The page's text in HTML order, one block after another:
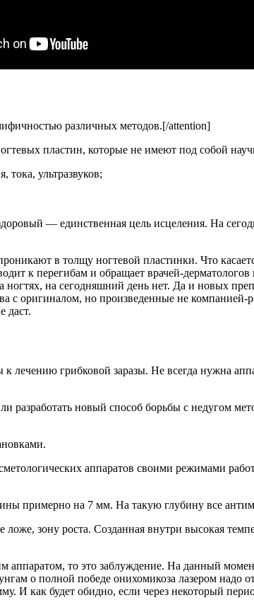
различных методов.[/attention]
пластин, которые не имеют под собой
ультразвуков;
— единственная цель исцеления. На
в толщу ногтевой пластинки. Что
к перегибам и обращает врачей-
на сегодняшний день нет. Да и новых
с оригиналом, но произведенные не компанией-
даст.
лечению грибковой заразы. Не всегда нужна
разработать новый способ борьбы с недугом
аппаратов своими режимами
примерно на 7 мм. На такую глубину все
ложе, зону роста. Созданная внутри высокая
аппаратом, то это заблуждение. На данный
о полной победе онихомикоза лазером надо
И как будет обидно, если через некоторый